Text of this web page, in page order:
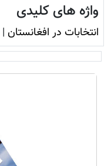
واژه های کلیدی
انتخابات در افغانستان |